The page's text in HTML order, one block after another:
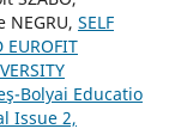
SELF
EUROFIT
Bolyai Educatio
Issue 2,